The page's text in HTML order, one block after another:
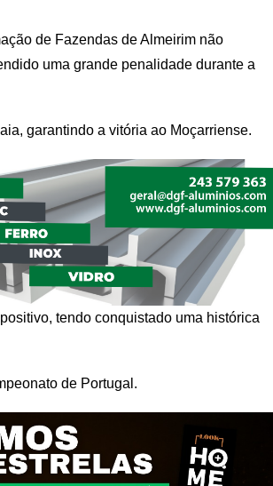
de Fazendas de Almeirim não
uma grande penalidade durante a
garantindo a vitória ao Moçarriense.
tendo conquistado uma histórica
de Portugal.